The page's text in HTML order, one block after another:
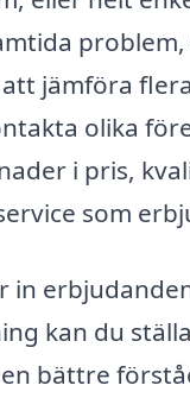
problem,
jämföra
olika
i pris,
som
in
kan du
bättre